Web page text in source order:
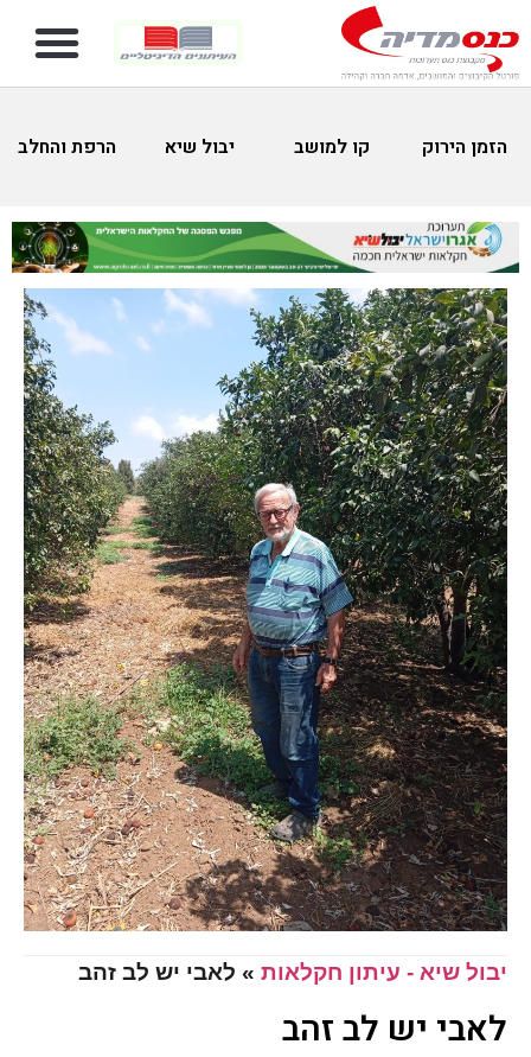
הזמן הירוק קו למושב יבול שיא הרפת והחלב
יבול שיא - עיתון חקלאות » לאבי יש לב זהב
לאבי יש לב זהב